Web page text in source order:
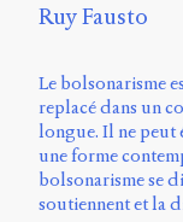
Ruy Fausto
Le bolsonarisme
replacé dans un
longue. Il ne peut
une forme
bolsonarisme se
soutiennent et la